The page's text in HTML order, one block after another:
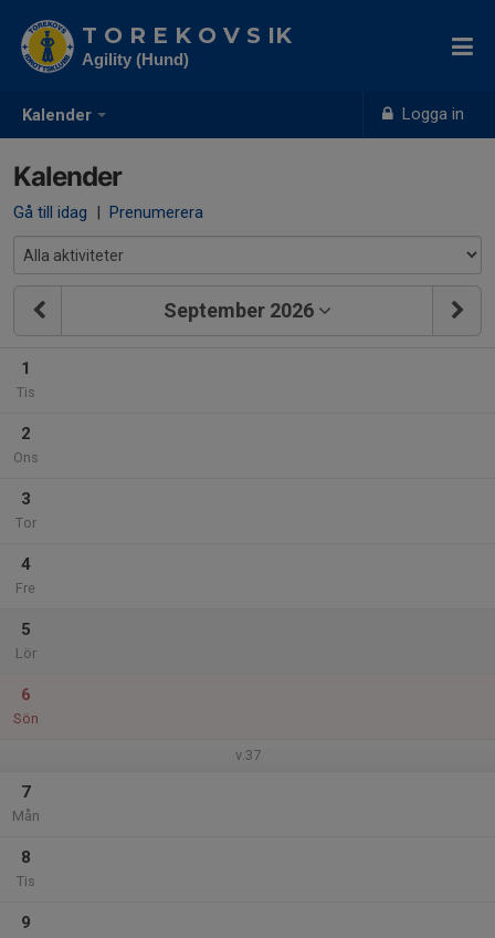
Kalender Logga in
T O R E K O V S IK
Agility (Hund)
Kalender
Gå till idag | Prenumerera
September 2026
1
Tis
2
Ons
3
Tor
4
Fre
5
Lör
6
Sön
v.37
7
Mån
8
Tis
9